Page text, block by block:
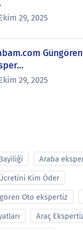
29, 2025
29, 2025
Araba
Kim Öder
Oto ekspertiz
Araç